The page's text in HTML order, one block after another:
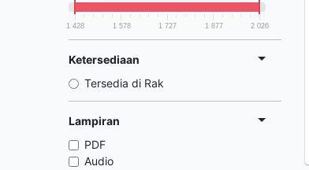
1 428 1 578 1 727 1 877 2 026
Ketersediaan
Tersedia di Rak
Lampiran
PDF
Audio